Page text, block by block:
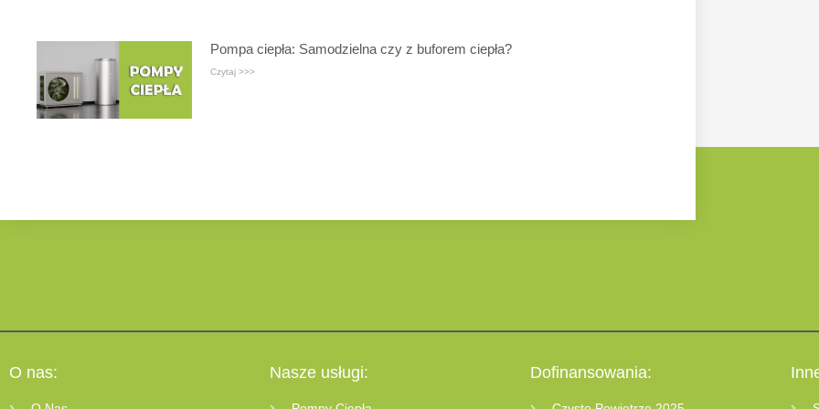
Pompa ciepła: Samodzielna czy z buforem ciepła?
Czytaj >>>
O nas: Nasze usługi: Dofinansowania: